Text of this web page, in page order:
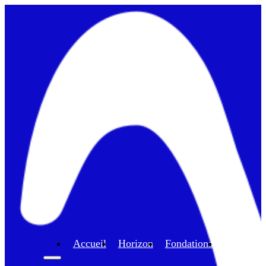
Accueil Horizon Fondations